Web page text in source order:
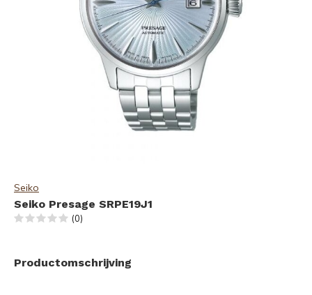
Seiko
Seiko Presage SRPE19J1
(0)
Productomschrijving